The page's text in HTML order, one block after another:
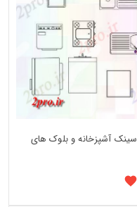
آشپزخانه و بلوک های